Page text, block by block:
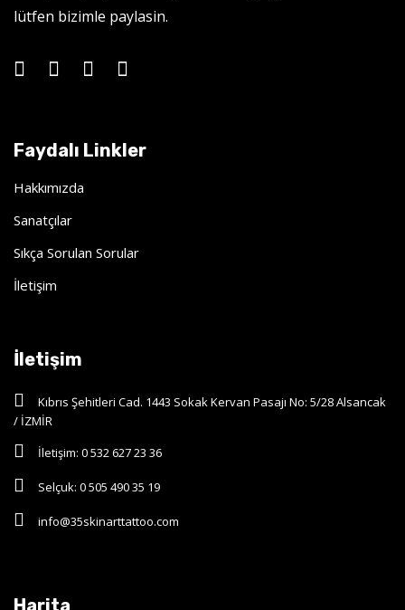
lütfen bizimle paylasin.
Faydalı Linkler
Hakkımızda
Sanatçılar
Sıkça Sorulan Sorular
İletişim
İletişim
Kıbrıs Şehitleri Cad. 1443 Sokak Kervan Pasajı No: 5/28 Alsancak
/ İZMİR
İletişim: 0 532 627 23 36
Selçuk: 0 505 490 35 19
info@35skinarttattoo.com